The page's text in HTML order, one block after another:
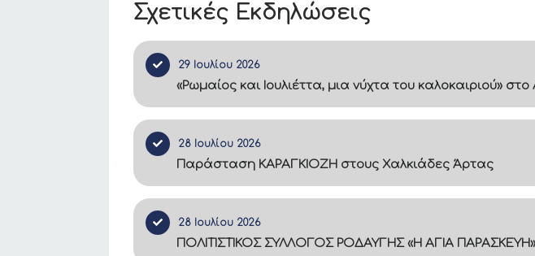
Σχετικές Εκδηλώσεις
29 Ιουλίου 2026
«Ρωμαίος και Ιουλιέττα, μια νύχτα του καλοκαιριού»
28 Ιουλίου 2026
Παράσταση ΚΑΡΑΓΚΙΟΖΗ στους Χαλκιάδες Άρτας
28 Ιουλίου 2026
ΠΟΛΙΤΙΣΤΙΚΟΣ ΣΥΛΛΟΓΟΣ ΡΟΔΑΥΓΗΣ «Η ΑΓΙΑ